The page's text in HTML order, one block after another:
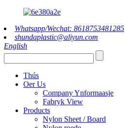
Whatsapp/Wechat: 8618753481285
shundaplastic@aliyun.com
English
Thús
Oer Us
Company Ynformaasje
Fabryk View
Products
Nylon Sheet / Board